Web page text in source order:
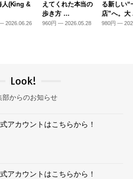
人(King &
2026.06.26
えてくれた本当の
歩き方 …
960円 — 2026.05.28
る新しい“
店”へ。
980円 —
Look!
部からのお知らせ
アカウントはこちらから！
アカウントはこちらから！